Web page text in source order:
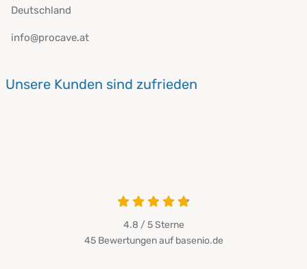
Deutschland
info@procave.at
Unsere Kunden sind zufrieden
4.8 von 5
4.8 / 5Sterne
45 Bewertungen auf basenio.de